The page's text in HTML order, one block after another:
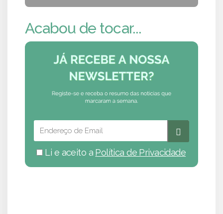
Acabou de tocar...
Li e aceito a Política de Privacidade